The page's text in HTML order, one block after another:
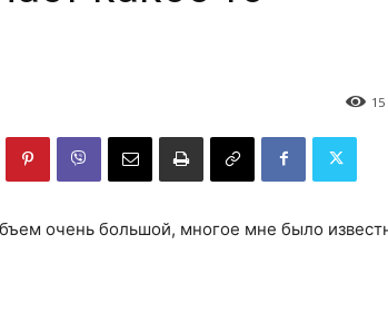
15
очень большой, многое мне было